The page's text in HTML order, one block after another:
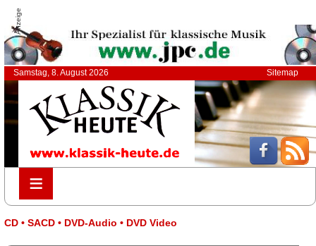
Anzeige
Samstag, 8. August 2026 Sitemap
≡
≡
CD • SACD • DVD-Audio • DVD Video